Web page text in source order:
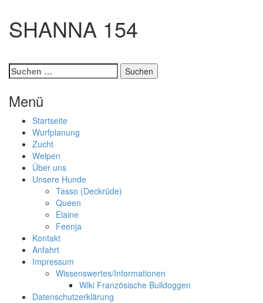
SHANNA 154
Suchen
nach:
Menü
Startseite
Wurfplanung
Zucht
Welpen
Über uns
Unsere Hunde
Tasso (Deckrüde)
Queen
Elaine
Feenja
Kontakt
Anfahrt
Impressum
Wissenswertes/Informationen
Wiki Französische Bulldoggen
Datenschutzerklärung